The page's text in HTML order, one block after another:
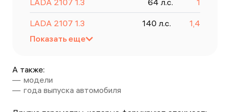
LADA 2107 1.3 64 л.с. 1
LADA 2107 1.3 140 л.с.
1,4
Показать еще
А также:
модели
года выпуска автомобиля